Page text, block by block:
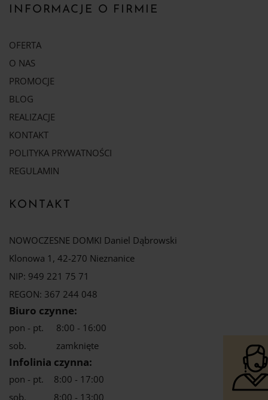
INFORMACJE O FIRMIE
OFERTA
O NAS
PROMOCJE
BLOG
REALIZACJE
KONTAKT
POLITYKA PRYWATNOŚCI
REGULAMIN
KONTAKT
NOWOCZESNE DOMKI Daniel Dąbrowski
Klonowa 1, 42-270 Nieznanice
NIP: 949 221 75 71
REGON: 367 244 048
Biuro czynne:
pon - pt.
8:00 - 16:00
sob.
zamknięte
Infolinia czynna:
pon - pt.
8:00 - 17:00
sob.
8:00 - 13:00